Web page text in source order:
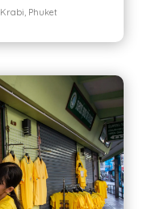
Krabi, Phuket